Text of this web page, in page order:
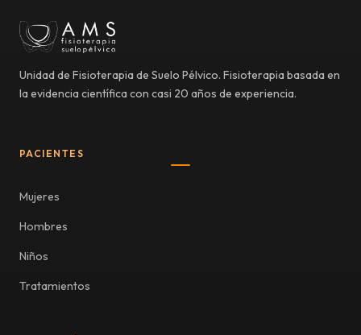
Unidad de Fisioterapia de Suelo Pélvico. Fisioterapia basada en
la evidencia científica con casi 20 años de experiencia.
PACIENTES
Mujeres
Hombres
Niños
Tratamientos